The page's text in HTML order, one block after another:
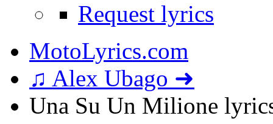
Request lyrics
MotoLyrics.com
♫ Alex Ubago ➜
Una Su Un Milione